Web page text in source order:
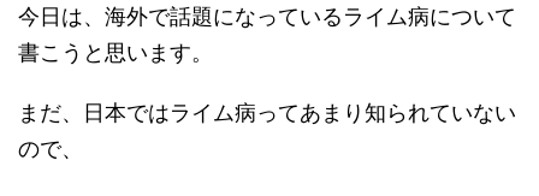
今日は、海外で話題になっているライム病について
書こうと思います。
まだ、日本ではライム病ってあまり知られていない
ので、